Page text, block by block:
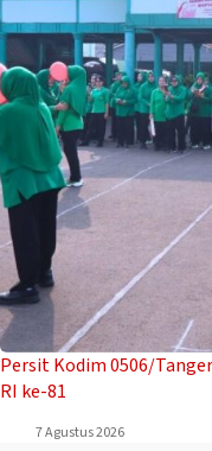
Persit Kodim 0506/
RI ke-81
7 Agustus 2026